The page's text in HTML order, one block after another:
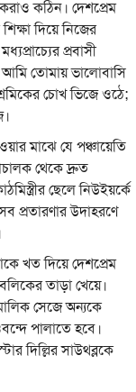
কঠিন। দেশপ্রেম
দিয়ে নিজের
প্রবাসী
আমি তোমায় ভালোবাসি
চোখ ভিজে ওঠে;
মাঝে যে পঞ্চায়েতি
থেকে দ্রুত
ছেলে নিউইয়র্কে
প্রতারণার উদাহরণে
খত দিয়ে দেশপ্রেম
তাড়া খেয়ে।
সেজে অন্যকে
পালাতে হবে।
দিল্লির সাউথব্লকে